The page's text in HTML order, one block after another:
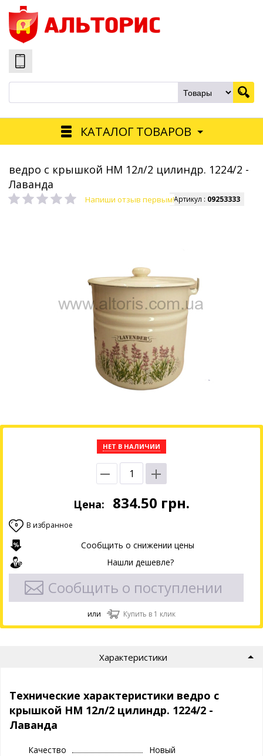
КАТАЛОГ ТОВАРОВ
ведро с крышкой НМ 12л/2 цилиндр. 1224/2 -
Лаванда
Напиши отзыв первым!Артикул : 09253333
НЕТ В НАЛИЧИИ
Цена: 834.50 грн.
0 В избранное
Сообщить о снижении цены
Нашли дешевле?
Сообщить о поступлении
или Купить в 1 клик
Характеристики
Технические характеристики ведро с
крышкой НМ 12л/2 цилиндр. 1224/2 -
Лаванда
Качество
Новый